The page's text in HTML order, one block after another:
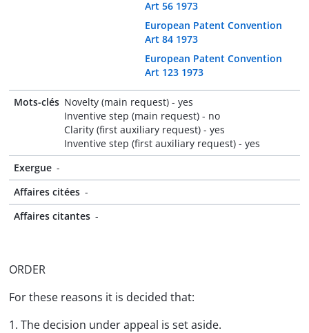
Art 56 1973
European Patent Convention
Art 84 1973
European Patent Convention
Art 123 1973
Mots-clés Novelty (main request) - yes
Inventive step (main request) - no
Clarity (first auxiliary request) - yes
Inventive step (first auxiliary request) - yes
Exergue -
Affaires citées -
Affaires citantes -
ORDER
For these reasons it is decided that:
1. The decision under appeal is set aside.